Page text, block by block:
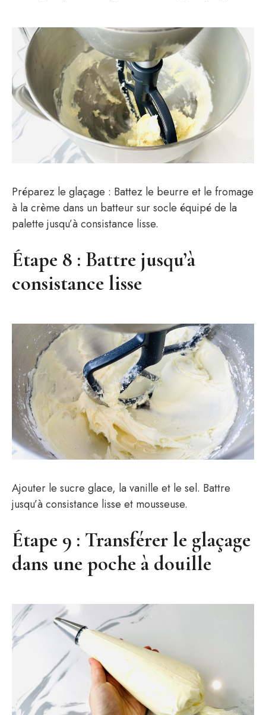
Préparez le glaçage : Battez le beurre et le fromage
à la crème dans un batteur sur socle équipé de la
palette jusqu’à consistance lisse.
Étape 8 : Battre jusqu’à
consistance lisse
Ajouter le sucre glace, la vanille et le sel. Battre
jusqu’à consistance lisse et mousseuse.
Étape 9 : Transférer le glaçage
dans une poche à douille